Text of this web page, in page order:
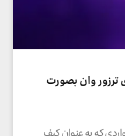
ترزور وان بصورت
که به عنوان کیف